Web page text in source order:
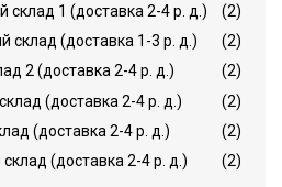
склад 1 (доставка 2-4 р. д.)
(2)
склад (доставка 1-3 р. д.)
(2)
2 (доставка 2-4 р. д.)
(2)
(доставка 2-4 р. д.)
(2)
(доставка 2-4 р. д.)
(2)
(доставка 2-4 р. д.)
(2)